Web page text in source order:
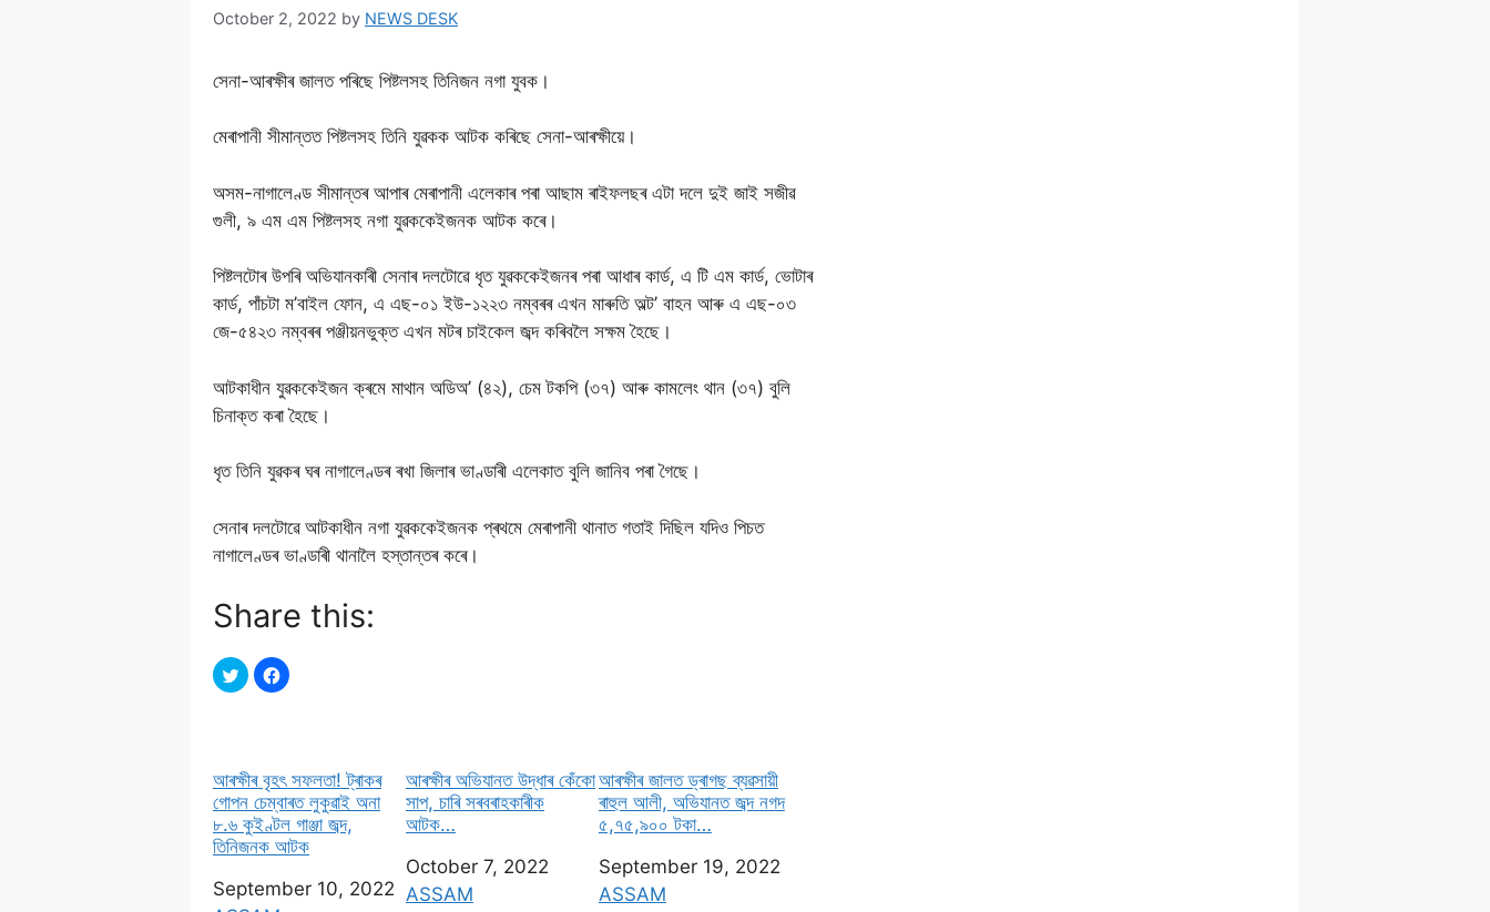
October 2, 2022 by NEWS DESK
সেনা-আৰক্ষীৰ জালত পৰিছে পিষ্টলসহ তিনিজন নগা যুবক।
মেৰাপানী সীমান্তত পিষ্টলসহ তিনি যুৱকক আটক কৰিছে সেনা-আৰক্ষীয়ে।
অসম-নাগালেণ্ড সীমান্তৰ আপাৰ মেৰাপানী এলেকাৰ পৰা আছাম ৰাইফলছৰ এটা দলে দুই জাই সজীৱ
গুলী, ৯ এম এম পিষ্টলসহ নগা যুৱককেইজনক আটক কৰে।
পিষ্টলটোৰ উপৰি অভিযানকাৰী সেনাৰ দলটোৱে ধৃত যুৱককেইজনৰ পৰা আধাৰ কাৰ্ড, এ টি এম কার্ড, ভোটাৰ
কার্ড, পাঁচটা ম’বাইল ফোন, এ এছ-০১ ইউ-১২২৩ নম্বৰৰ এখন মাৰুতি অল্ট’ বাহন আৰু এ এছ-০৩
জে-৫৪২৩ নম্বৰৰ পঞ্জীয়নভুক্ত এখন মটৰ চাইকেল জব্দ কৰিবলৈ সক্ষম হৈছে।
আটকাধীন যুৱককেইজন ক্ৰমে মাথান অডিঅ’ (৪২), চেম টকপি (৩৭) আৰু কামলেং থান (৩৭) বুলি
চিনাক্ত কৰা হৈছে।
ধৃত তিনি যুৱকৰ ঘৰ নাগালেণ্ডৰ ৰখা জিলাৰ ভাণ্ডাৰী এলেকাত বুলি জানিব পৰা গৈছে।
সেনাৰ দলটোৱে আটকাধীন নগা যুৱককেইজনক প্ৰথমে মেৰাপানী থানাত গতাই দিছিল যদিও পিচত
নাগালেণ্ডৰ ভাণ্ডাৰী থানালৈ হস্তান্তৰ কৰে।
Share this:
আৰক্ষীৰ বৃহৎ সফলতা! ট্ৰাকৰ
গোপন চেম্বাৰত লুকুৱাই অনা
৮.৬ কুইণ্টল গাঞ্জা জব্দ,
তিনিজনক আটক
Date
September 10, 2022
আৰক্ষীৰ অভিযানত উদ্ধাৰ কেঁকো
সাপ, চাৰি সৰবৰাহকাৰীক
আটক…
Date
October 7, 2022
In relation to
ASSAM
আৰক্ষীৰ জালত ড্ৰাগছ ব্যৱসায়ী
ৰাহুল আলী, অভিযানত জব্দ নগদ
৫,৭৫,৯০০ টকা…
Date
September 19, 2022
In relation to
ASSAM